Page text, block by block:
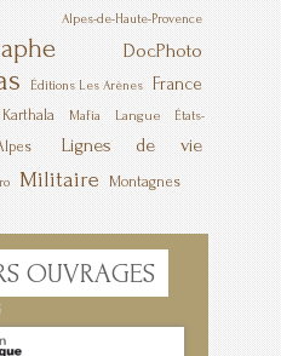
Alpes-de-Haute-Provence
DocPhoto
Éditions Les Arènes France
Mafia Langue États-
Lignes de vie
Militaire Montagnes
OUVRAGES